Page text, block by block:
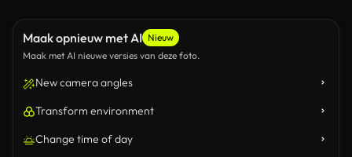
Maak opnieuw met AI Nieuw
Maak met AI nieuwe versies van deze foto.
New camera angles
Transform environment
Change time of day